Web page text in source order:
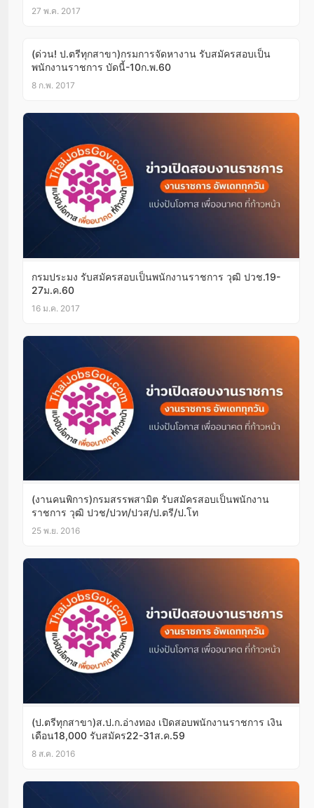
27 พ.ค. 2017
(ด่วน! ป.ตรีทุกสาขา)กรมการจัดหางาน รับสมัครสอบเป็น
พนักงานราชการ บัดนี้-10ก.พ.60
8 ก.พ. 2017
กรมประมง รับสมัครสอบเป็นพนักงานราชการ วุฒิ ปวช.19-
27ม.ค.60
16 ม.ค. 2017
(งานคนพิการ)กรมสรรพสามิต รับสมัครสอบเป็นพนักงาน
ราชการ วุฒิ ปวช/ปวท/ปวส/ป.ตรี/ป.โท
25 พ.ย. 2016
(ป.ตรีทุกสาขา)ส.ป.ก.อ่างทอง เปิดสอบพนักงานราชการ เงิน
เดือน18,000 รับสมัคร22-31ส.ค.59
8 ส.ค. 2016